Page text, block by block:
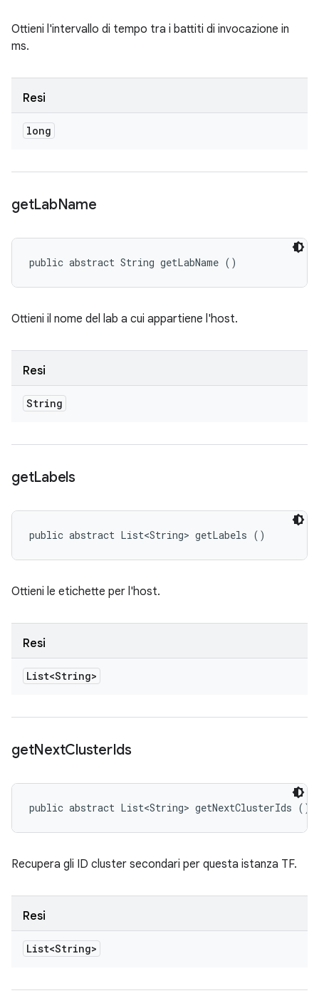
Ottieni l'intervallo di tempo tra i battiti di invocazione in
ms.
Resi
long
getLabName
public abstract String getLabName ()
Ottieni il nome del lab a cui appartiene l'host.
Resi
String
getLabels
public abstract List<String> getLabels ()
Ottieni le etichette per l'host.
Resi
List<String>
getNextClusterIds
public abstract List<String> getNextClusterIds ()
Recupera gli ID cluster secondari per questa istanza TF.
Resi
List<String>